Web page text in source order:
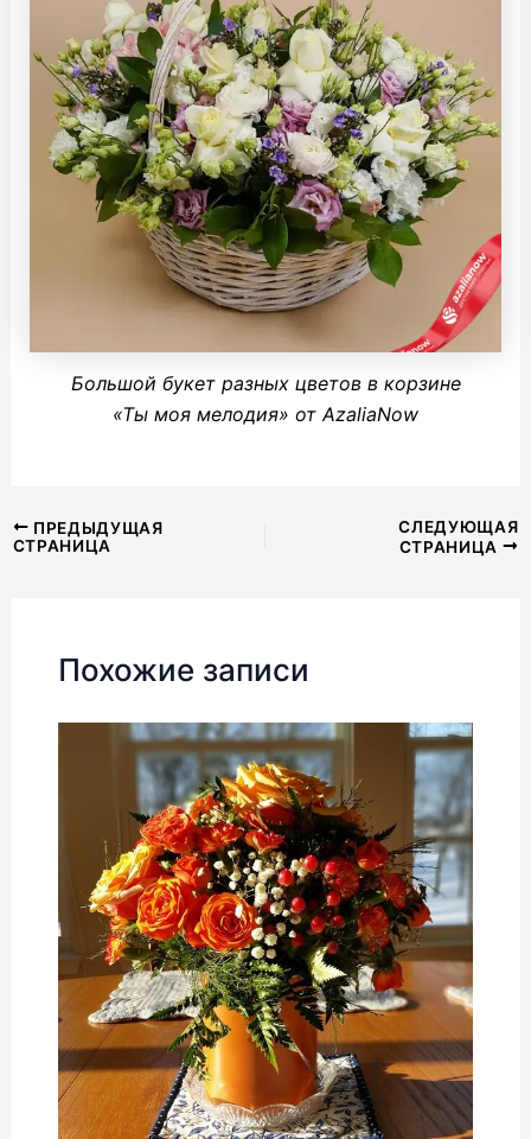
Большой букет разных цветов в корзине
«Ты моя мелодия» от AzaliaNow
Навигация
по
ПРЕДЫДУЩАЯ
СТРАНИЦА
СЛЕДУЮЩАЯ
СТРАНИЦА
Похожие записи